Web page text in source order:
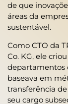
de que
áreas da
sustentável.
Como CTO da
Co. KG, ele
departamentos
baseava em
transferência
seu cargo